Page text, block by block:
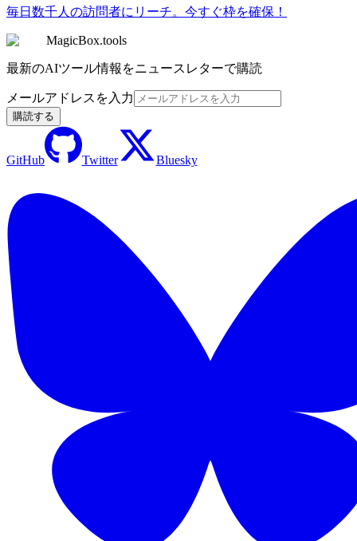
毎日数千人の訪問者にリーチ。今すぐ枠を確保！
MagicBox.tools
最新のAIツール情報をニュースレターで購読
メールアドレスを入力
購読する
GitHub Twitter Bluesky